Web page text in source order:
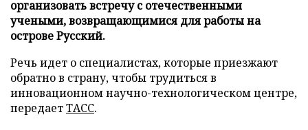
организовать встречу с отечественными
учеными, возвращающимися для работы на
острове Русский.
Речь идет о специалистах, которые приезжают
обратно в страну, чтобы трудиться в
инновационном научно-технологическом центре,
передаетТАСС.